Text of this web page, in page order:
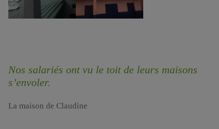
Nos salariés ont vu le toit de leurs maisons
s’envoler.
La maison de Claudine